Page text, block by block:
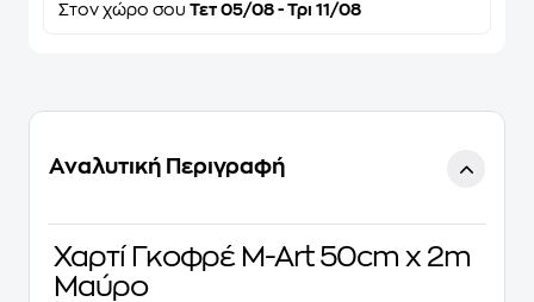
Στον χώρο σου Τετ 05/08 - Τρι 11/08
Αναλυτική Περιγραφή
Χαρτί Γκοφρέ M-Art 50cm x 2m
Μαύρο